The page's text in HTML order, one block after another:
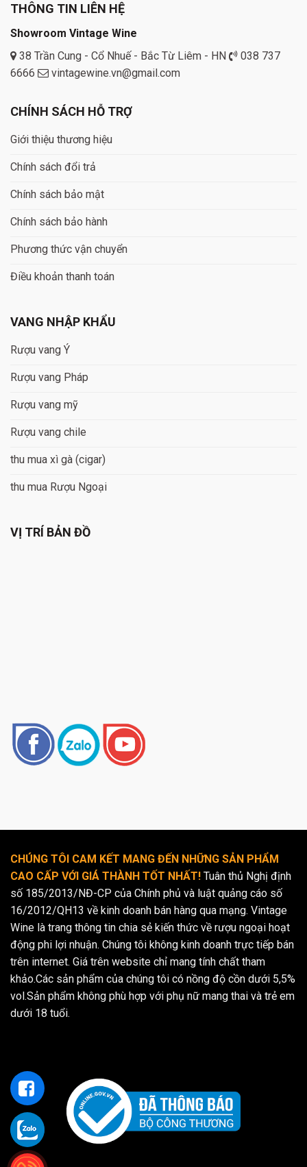
THÔNG TIN LIÊN HỆ
Showroom Vintage Wine
38 Trần Cung - Cổ Nhuế - Bắc Từ Liêm - HN
038 737
6666
vintagewine.vn@gmail.com
CHÍNH SÁCH HỖ TRỢ
Giới thiệu thương hiệu
Chính sách đổi trả
Chính sách bảo mật
Chính sách bảo hành
Phương thức vận chuyển
Điều khoản thanh toán
VANG NHẬP KHẨU
Rượu vang Ý
Rượu vang Pháp
Rượu vang mỹ
Rượu vang chile
thu mua xì gà (cigar)
thu mua Rượu Ngoại
VỊ TRÍ BẢN ĐỒ
CHÚNG TÔI CAM KẾT MANG ĐẾN NHỮNG SẢN PHẨM
CAO CẤP VỚI GIÁ THÀNH TỐT NHẤT! Tuân thủ Nghị định
số 185/2013/NĐ-CP của Chính phủ và luật quảng cáo số
16/2012/QH13 về kinh doanh bán hàng qua mạng. Vintage
Wine là trang thông tin chia sẻ kiến thức về rượu ngoại hoạt
động phi lợi nhuận. Chúng tôi không kinh doanh trực tiếp bán
trên internet. Giá trên website chỉ mang tính chất tham
khảo.Các sản phẩm của chúng tôi có nồng độ cồn dưới 5,5%
vol.Sản phẩm không phù hợp với phụ nữ mang thai và trẻ em
dưới 18 tuổi.